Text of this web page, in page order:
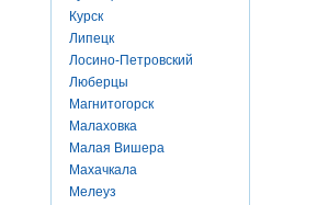
Курск
Липецк
Лосино-Петровский
Люберцы
Магнитогорск
Малаховка
Малая Вишера
Махачкала
Мелеуз